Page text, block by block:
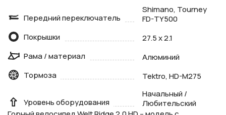
Передний переключатель
Shimano, Tourney
FD-TY500
Покрышки
27.5 x 2.1
Рама / материал
Алюминий
Тормоза
Tektro, HD-M275
Уровень оборудования
Начальный /
Любительский